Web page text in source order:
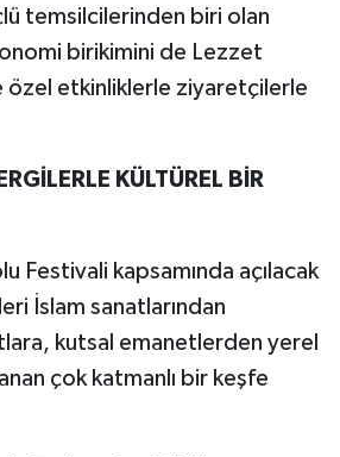
temsilcilerinden biri olan
birikimini de Lezzet
özel etkinliklerle ziyaretçilerle
KÜLTÜREL BİR
Festivali kapsamında açılacak
İslam sanatlarından
kutsal emanetlerden yerel
çok katmanlı bir keşfe